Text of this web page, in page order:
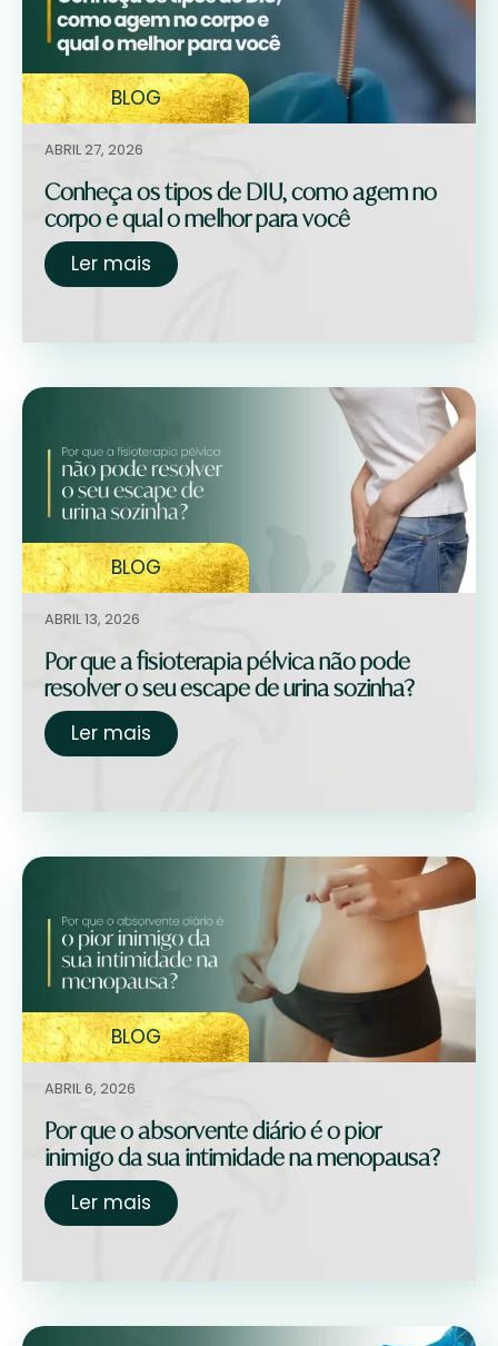
BLOG
ABRIL 27, 2026
Conheça os tipos de DIU, como agem no
corpo e qual o melhor para você
Ler mais
BLOG
ABRIL 13, 2026
Por que a fisioterapia pélvica não pode
resolver o seu escape de urina sozinha?
Ler mais
BLOG
ABRIL 6, 2026
Por que o absorvente diário é o pior
inimigo da sua intimidade na menopausa?
Ler mais